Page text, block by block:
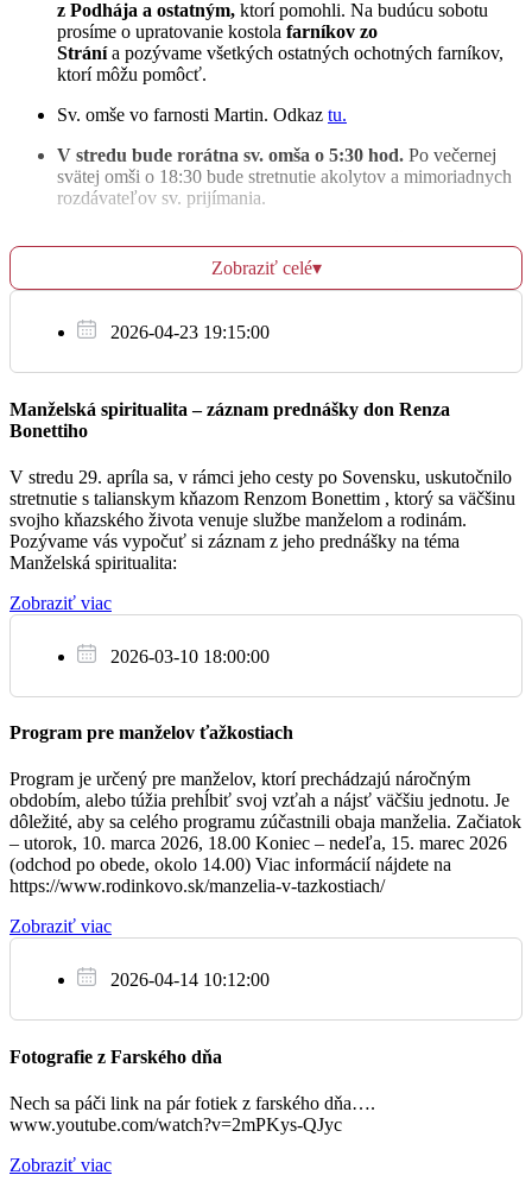
17:30
– + Ján, Alžbeta, Ondrej a Janka
8.12.
– Za zdravie a BP pre Jána, Jakuba a Jána
17:30
– + Andrej, Mária, Pavol, Emília, Mária a Emil
Pi
9.12.
06:15
– Za zdravie a BP pre Mareka, Milana, Katku a
Barborku
17:30
– + Anna, Pavol, Margita, Koloman a Marta
So
07:00
– Za zosnulých farníkov
17:30
– Za zdravie a BP pre Ivetu, Drahomíru, Petra a
vnúčatá
Ne
– 1. Za zdravie a BP pre deti vnúčatá a pravnúčatá
09:40
z Podhája a ostatným, ktorí pomohli. Na budúcu sobotu
prosíme o upratovanie kostola farníkov zo
Stránía pozývame všetkých ostatných ochotných farníkov,
ktorí môžu pomôcť.
Sv. omše vo farnosti Martin. Odkaz tu.
V stredu bude rorátna sv. omša o 5:30 hod. Po večernej
svätej omši o 18:30 bude stretnutie akolytov a mimoriadnych
rozdávateľov sv. prijímania.
Márie, budú sv. omše vo farskom kostole o 6:00, 16:00
a 17:30 a v Dražkovciach o 18:30. Adorácia vo farskom
o 18:30 bude stretnutie animátorov birmovancov.
Sv. spoveď –
Pondelok, Utorok, Streda a Piatok –
spoločné vysluhovanie sviatosti zmierenia, prosíme vás, aby
ste si prijatie svätej spovede nenechávali na poslednú chvíľu
a prichádzali priebežne od pondelka 12.12.2022 do štvrtka
22.12.2022. Čas spovedania ešte upresníme.
Úradné hodiny
Streda a Piatok po rannej alebo večernej sv. omši
podľa dohody cez telefón alebo e-mail. V tomto čase si
Vianocamibudeme spovedať vo štvrtok 8.12. a v piatok
Ak chcete nahlásiť iných vašich chorých a nevládnych
príbuzných na vianočnú sv. spoveď, môžete tak urobiť
stredy 7. 12. Navštívime ich vo štvrtok 8.12.
Domovy sociálnych služieb navštívime v stredu 7.12.
Mladí z farnosti Martin – Sever vás srdečne pozývajú na
Adventný koncert, budúcu nedeľu 11.12. o 17:00 v kostole
Žiline (u Saleziánov) DEŇ OTVORENÝCH DVERÍ, kde
môžete vidieť našich autoopravárov, stolárov, murárov a
Zobraziť celé▾
2026-04-23 19:15:00
Manželská spiritualita – záznam prednášky don Renza
Bonettiho
V stredu 29. apríla sa, v rámci jeho cesty po Sovensku, uskutočnilo
stretnutie s talianskym kňazom Renzom Bonettim , ktorý sa väčšinu
svojho kňazského života venuje službe manželom a rodinám.
Pozývame vás vypočuť si záznam z jeho prednášky na téma
Manželská spiritualita:
Zobraziť viac
2026-03-10 18:00:00
Program pre manželov ťažkostiach
Program je určený pre manželov, ktorí prechádzajú náročným
obdobím, alebo túžia prehĺbiť svoj vzťah a nájsť väčšiu jednotu. Je
dôležité, aby sa celého programu zúčastnili obaja manželia. Začiatok
– utorok, 10. marca 2026, 18.00 Koniec – nedeľa, 15. marec 2026
(odchod po obede, okolo 14.00) Viac informácií nájdete na
https://www.rodinkovo.sk/manzelia-v-tazkostiach/
Zobraziť viac
2026-04-14 10:12:00
Fotografie z Farského dňa
Nech sa páči link na pár fotiek z farského dňa….
www.youtube.com/watch?v=2mPKys-QJyc
Zobraziť viac